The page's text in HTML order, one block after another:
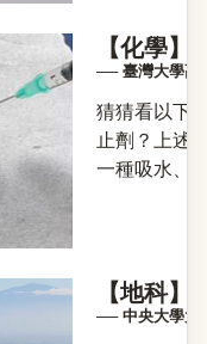
【化學
── 臺灣大學高
猜猜看以下
止劑？上述
一種吸水、
【地科
── 中央大學大